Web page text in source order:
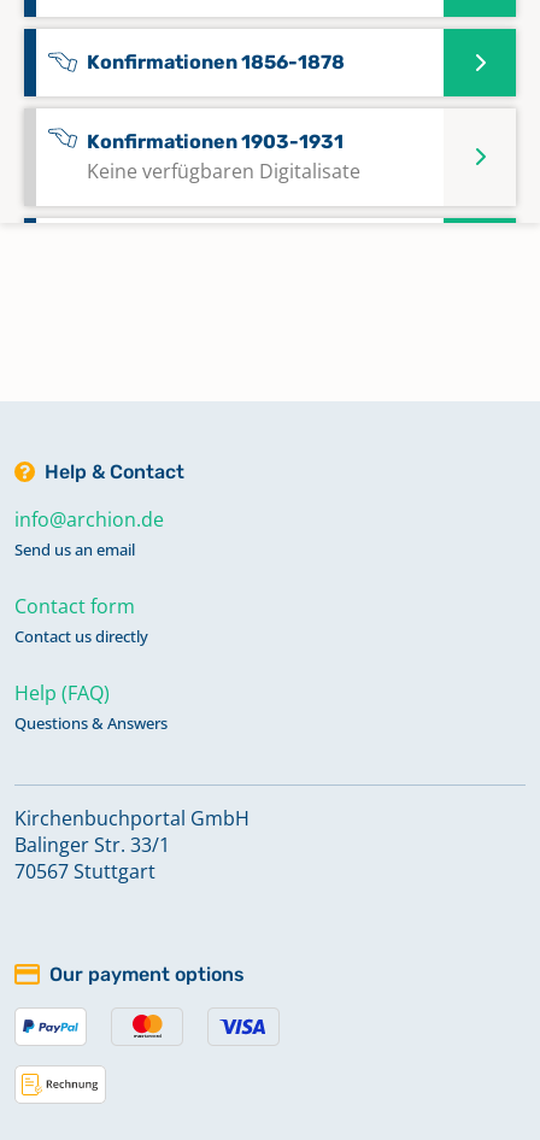
Konfirmationen 1856-1878
Konfirmationen 1903-1931
Keine verfügbaren Digitalisate
Keine verfügbaren Digitalisate
Taufen Apr. 1839-1878
Taufen, Sonstiges 1724-1779
Taufen, Sonstiges 1818-Mai 1839
Help & Contact
info@archion.de
Send us an email
Contact form
Contact us directly
Help (FAQ)
Questions & Answers
Kirchenbuchportal GmbH
Balinger Str. 33/1
70567 Stuttgart
Our payment options